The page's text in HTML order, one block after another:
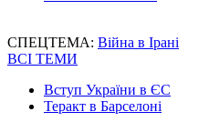
СПЕЦТЕМА: Війна в Ірані
ВСІ ТЕМИ
Вступ України в ЄС
Теракт в Барселоні